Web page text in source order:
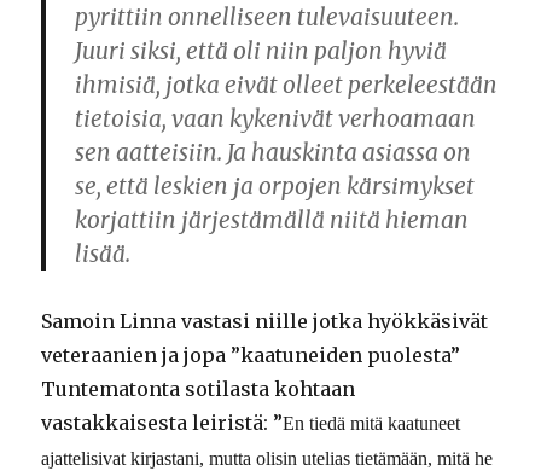
pyrittiin onnelliseen tulevaisuuteen.
Juuri siksi, että oli niin paljon hyviä
ihmisiä, jotka eivät olleet perkeleestään
tietoisia, vaan kykenivät verhoamaan
sen aatteisiin. Ja hauskinta asiassa on
se, että leskien ja orpojen kärsimykset
korjattiin järjestämällä niitä hieman
lisää.
SamoinLinna vastasi niille jotka hyökkäsivät
veteraanien ja jopa ”kaatuneiden puolesta”
Tuntematonta sotilastakohtaan
vastakkaisesta leiristä: ”En tiedä mitä kaatuneet
ajattelisivat kirjastani, mutta olisin utelias tietämään, mitä he